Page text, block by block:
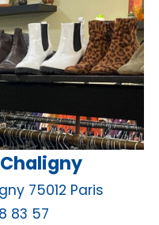
75012 Paris
83 57